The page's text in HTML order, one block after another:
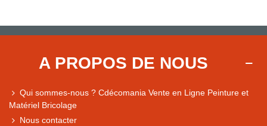
A PROPOS DE NOUS
Qui sommes-nous ? Cdécomania Vente en Ligne Peinture et
Matériel Bricolage
Nous contacter